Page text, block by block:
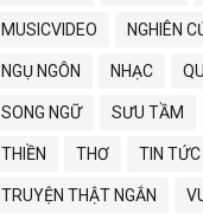
MUSICVIDEO NGHIÊN
NGỤ NGÔN NHẠC
SONG NGỮ SƯU TẦM
THIỀN THƠ TIN TỨC
TRUYỆN THẬT NGẮN